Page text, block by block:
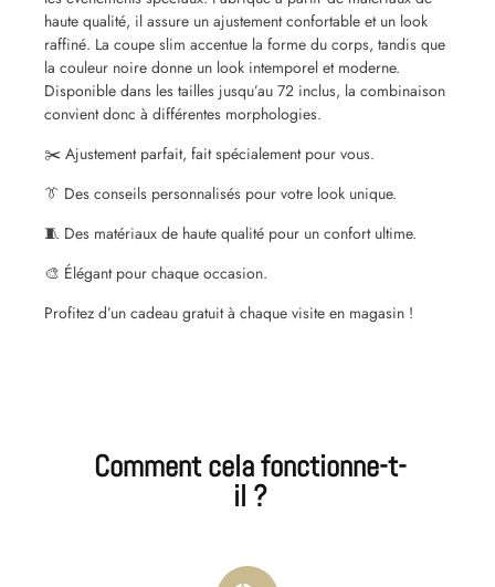
haute qualité, il assure un ajustement confortable et un look
raffiné. La coupe slim accentue la forme du corps, tandis que
la couleur noire donne un look intemporel et moderne.
Disponible dans les tailles jusqu’au 72 inclus, la combinaison
convient donc à différentes morphologies.
✂️ Ajustement parfait, fait spécialement pour vous.
👔 Des conseils personnalisés pour votre look unique.
🧵 Des matériaux de haute qualité pour un confort ultime.
🎨 Élégant pour chaque occasion.
Profitez d’un cadeau gratuit à chaque visite en magasin !
Comment cela fonctionne-t-
il ?